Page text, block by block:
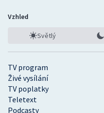
TV program
Živé vysílání
TV poplatky
Teletext
Podcasty
Vzhled
Světlý